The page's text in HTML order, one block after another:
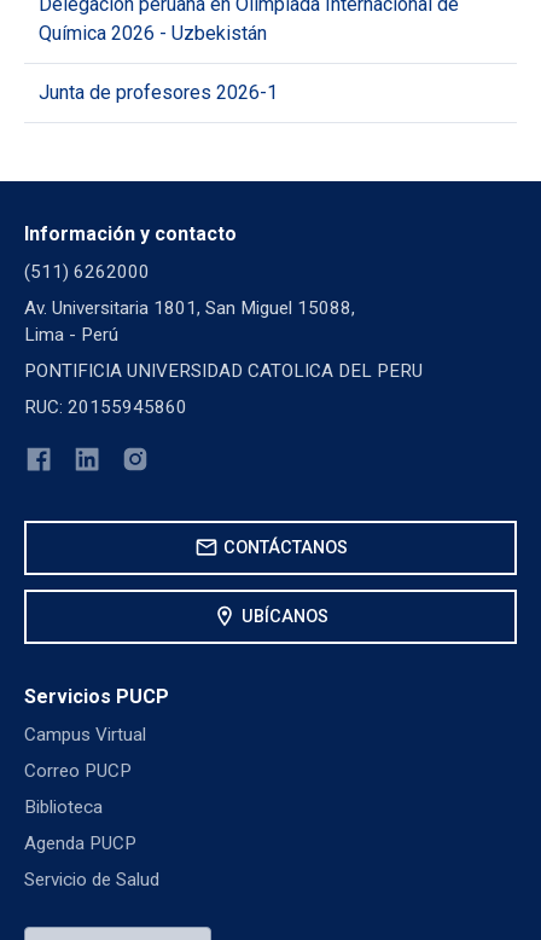
Química 2026 - Uzbekistán
Junta de profesores 2026-1
Información y contacto
(511) 6262000
Av. Universitaria 1801, San Miguel 15088,
Lima - Perú
PONTIFICIA UNIVERSIDAD CATOLICA DEL PERU
RUC: 20155945860
mail CONTÁCTANOS
location_on UBÍCANOS
Servicios PUCP
Campus Virtual
Correo PUCP
Biblioteca
Agenda PUCP
Servicio de Salud